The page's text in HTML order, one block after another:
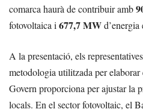
comarca haurà de contribuir amb
fotovoltaica i 677,7 MW
A la presentació, els
metodologia utilitzada per
Govern proporciona per ajustar la
locals. En el sector fotovoltaic, el